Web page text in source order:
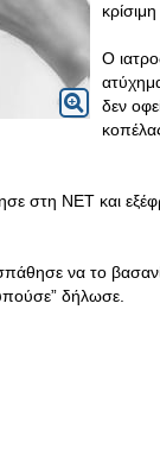
Ο
δεν
στη ΝΕΤ και
να το
δήλωσε.